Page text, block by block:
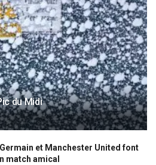
du Midi
et Manchester United font
match amical